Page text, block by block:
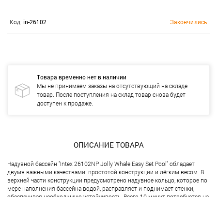
Код: in-26102 Закончились
Товара временно нет в наличии
Мы не принимаем заказы на отсутствующий на складе
товар. После поступления на склад товар снова будет
доступен к продаже.
ОПИСАНИЕ ТОВАРА
Надувной бассейн "Intex 26102NP Jolly Whale Easy Set Pool" обладает
двумя важными качествами: простотой конструкции и лёгким весом. В
верхней части конструкции предусмотрено надувное кольцо, которое по
мере наполнения бассейна водой, расправляет и поднимает стенки,